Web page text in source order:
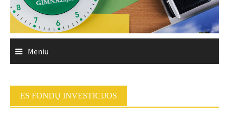
Meniu
ES FONDŲ INVESTICIJOS